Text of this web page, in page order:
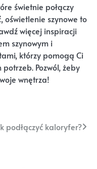
świetnie połączy
oświetlenie szynowe to
więcej inspiracji
szynowym i
którzy pomogą Ci
Pozwól, żeby
wnętrza!
podłączyć kaloryfer?